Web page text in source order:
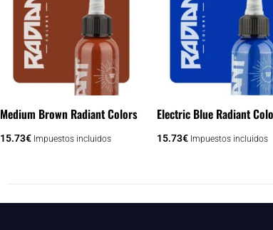
Medium Brown Radiant Colors
15.73€ Impuestos incluidos
Electric Blue Radiant
15.73€ Impuestos incluidos